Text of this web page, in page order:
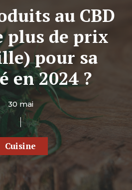
au CBD
plus de prix
pour sa
en 2024 ?
30 mai
Cuisine